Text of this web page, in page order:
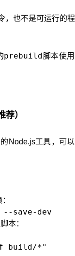
也不是可运行的
prebuild脚本使
）
Node.js工具，可
本：